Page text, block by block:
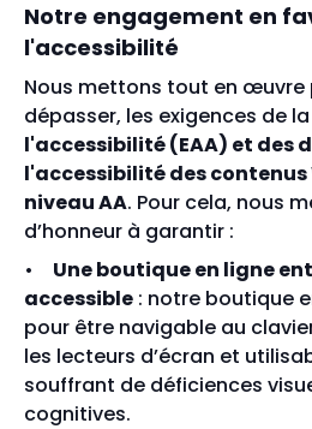
Notre engagement en
l'accessibilité
Nous mettons tout en œuvre
dépasser, les exigences de la
l'accessibilité (EAA) et des
l'accessibilité des contenus
niveau AA. Pour cela, nous
d’honneur à garantir :
Une boutique en ligne
accessible : notre boutique
pour être navigable au
les lecteurs d’écran et
souffrant de déficiences
cognitives.